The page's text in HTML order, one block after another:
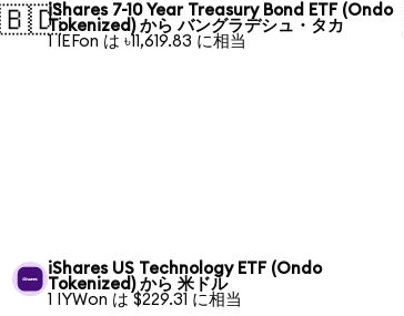
🇧🇩iShares 7-10 Year Treasury Bond ETF (Ondo
Tokenized) から バングラデシュ・タカ
1 IEFon は ৳11,619.83 に相当
iShares US Technology ETF (Ondo
Tokenized) から 米ドル
1 IYWon は $229.31 に相当